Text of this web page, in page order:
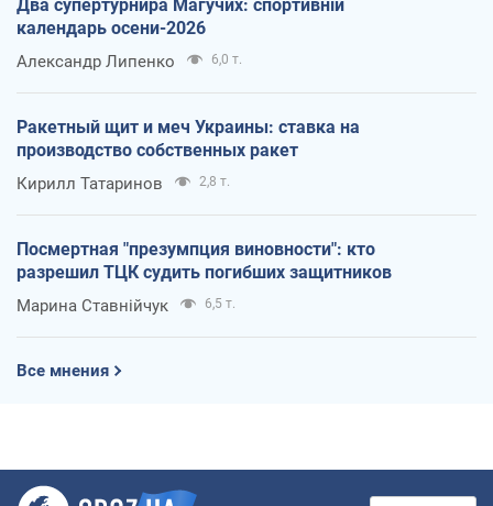
Два супертурнира Магучих: спортивній
календарь осени-2026
Александр Липенко 6,0 т.
Ракетный щит и меч Украины: ставка на
производство собственных ракет
Кирилл Татаринов 2,8 т.
Посмертная "презумпция виновности": кто
разрешил ТЦК судить погибших защитников
Марина Ставнійчук 6,5 т.
Все мнения